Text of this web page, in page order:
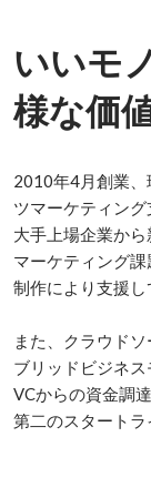
いいモ
様な価
2010年4月創業、
ツマーケティング
大手上場企業か
マーケティング
制作により支援し
また、クラウド
ブリッドビジネ
VCからの資金調
第二のスタートラ